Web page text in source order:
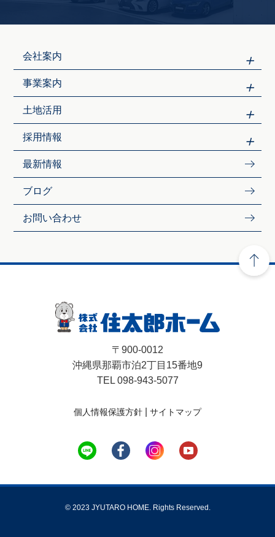
会社案内
事業案内
土地活用
採用情報
最新情報
ブログ
お問い合わせ
〒900-0012
沖縄県那覇市泊2丁目15番地9
TEL 098-943-5077
個人情報保護方針 サイトマップ
© 2023 JYUTARO HOME. Rights Reserved.